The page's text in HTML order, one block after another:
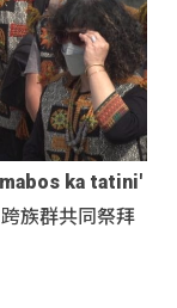
ka tatini'
族群共同祭拜